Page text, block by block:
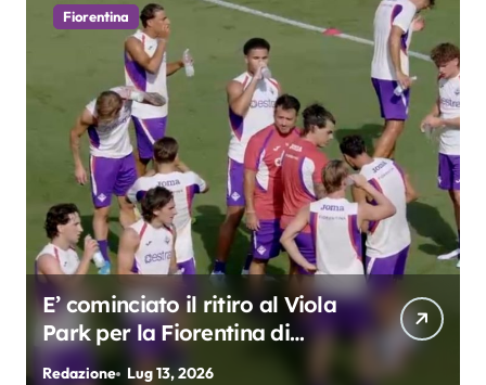
Fiorentina
E’ cominciato il ritiro al Viola
Park per la Fiorentina di
Grosso
Redazione Lug 13, 2026